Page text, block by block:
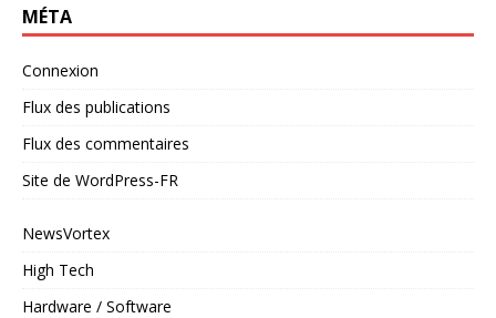
MÉTA
Connexion
Flux des publications
Flux des commentaires
Site de WordPress-FR
NewsVortex
High Tech
Hardware / Software